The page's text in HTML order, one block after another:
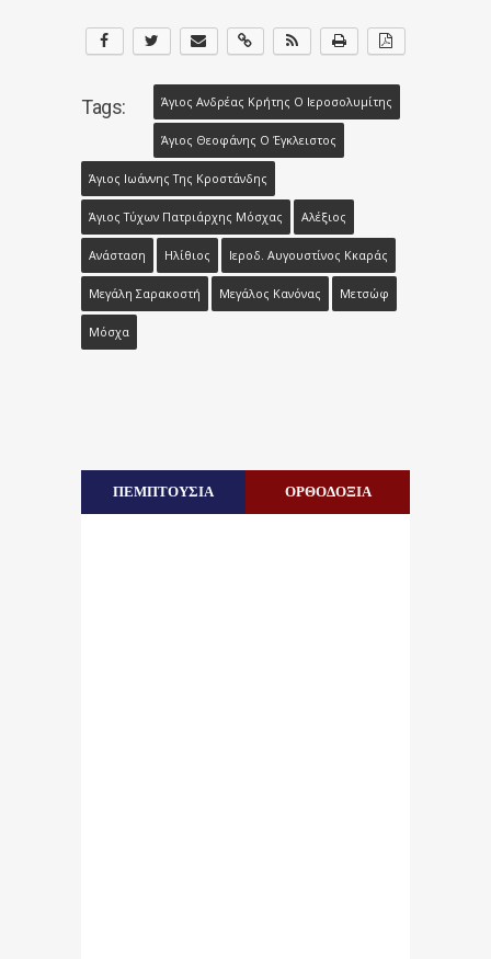
Tags: Άγιος Ανδρέας Κρήτης Ο Ιεροσολυμίτης
Άγιος Θεοφάνης Ο Έγκλειστος
Άγιος Ιωάννης Της Κροστάνδης
Άγιος Τύχων Πατριάρχης Μόσχας Αλέξιος
Ανάσταση Ηλίθιος Ιεροδ. Αυγουστίνος Κκαράς
Μεγάλη Σαρακοστή Μεγάλος Κανόνας Μετσώφ
Μόσχα
ΠΕΜΠΤΟΥΣΙΑ ΟΡΘΟΔΟΞΙΑ